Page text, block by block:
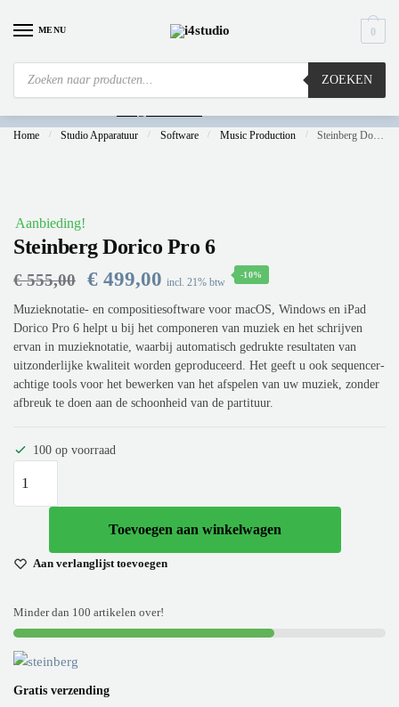
MENU
ZOEKEN
0
Home / Studio Apparatuur / Software / Music Production / Steinberg Dorico Pro 6
Aanbieding!
Steinberg Dorico Pro 6
€555,00 € 499,00 incl. 21% btw
-10%
Muzieknotatie- en compositiesoftware voor macOS, Windows en iPad
Dorico Pro 6 helpt u bij het componeren van muziek en het schrijven
ervan in muzieknotatie, waarbij automatisch gedrukte resultaten van
uitzonderlijke kwaliteit worden geproduceerd. Het geeft u ook sequencer-
achtige tools voor het bewerken van het afspelen van uw muziek, zonder
afbreuk te doen aan de schoonheid van de partituur.
100 op voorraad
Toevoegen aan winkelwagen
Aan verlanglijst toevoegen
Minder dan 100 artikelen over!
Gratis verzending